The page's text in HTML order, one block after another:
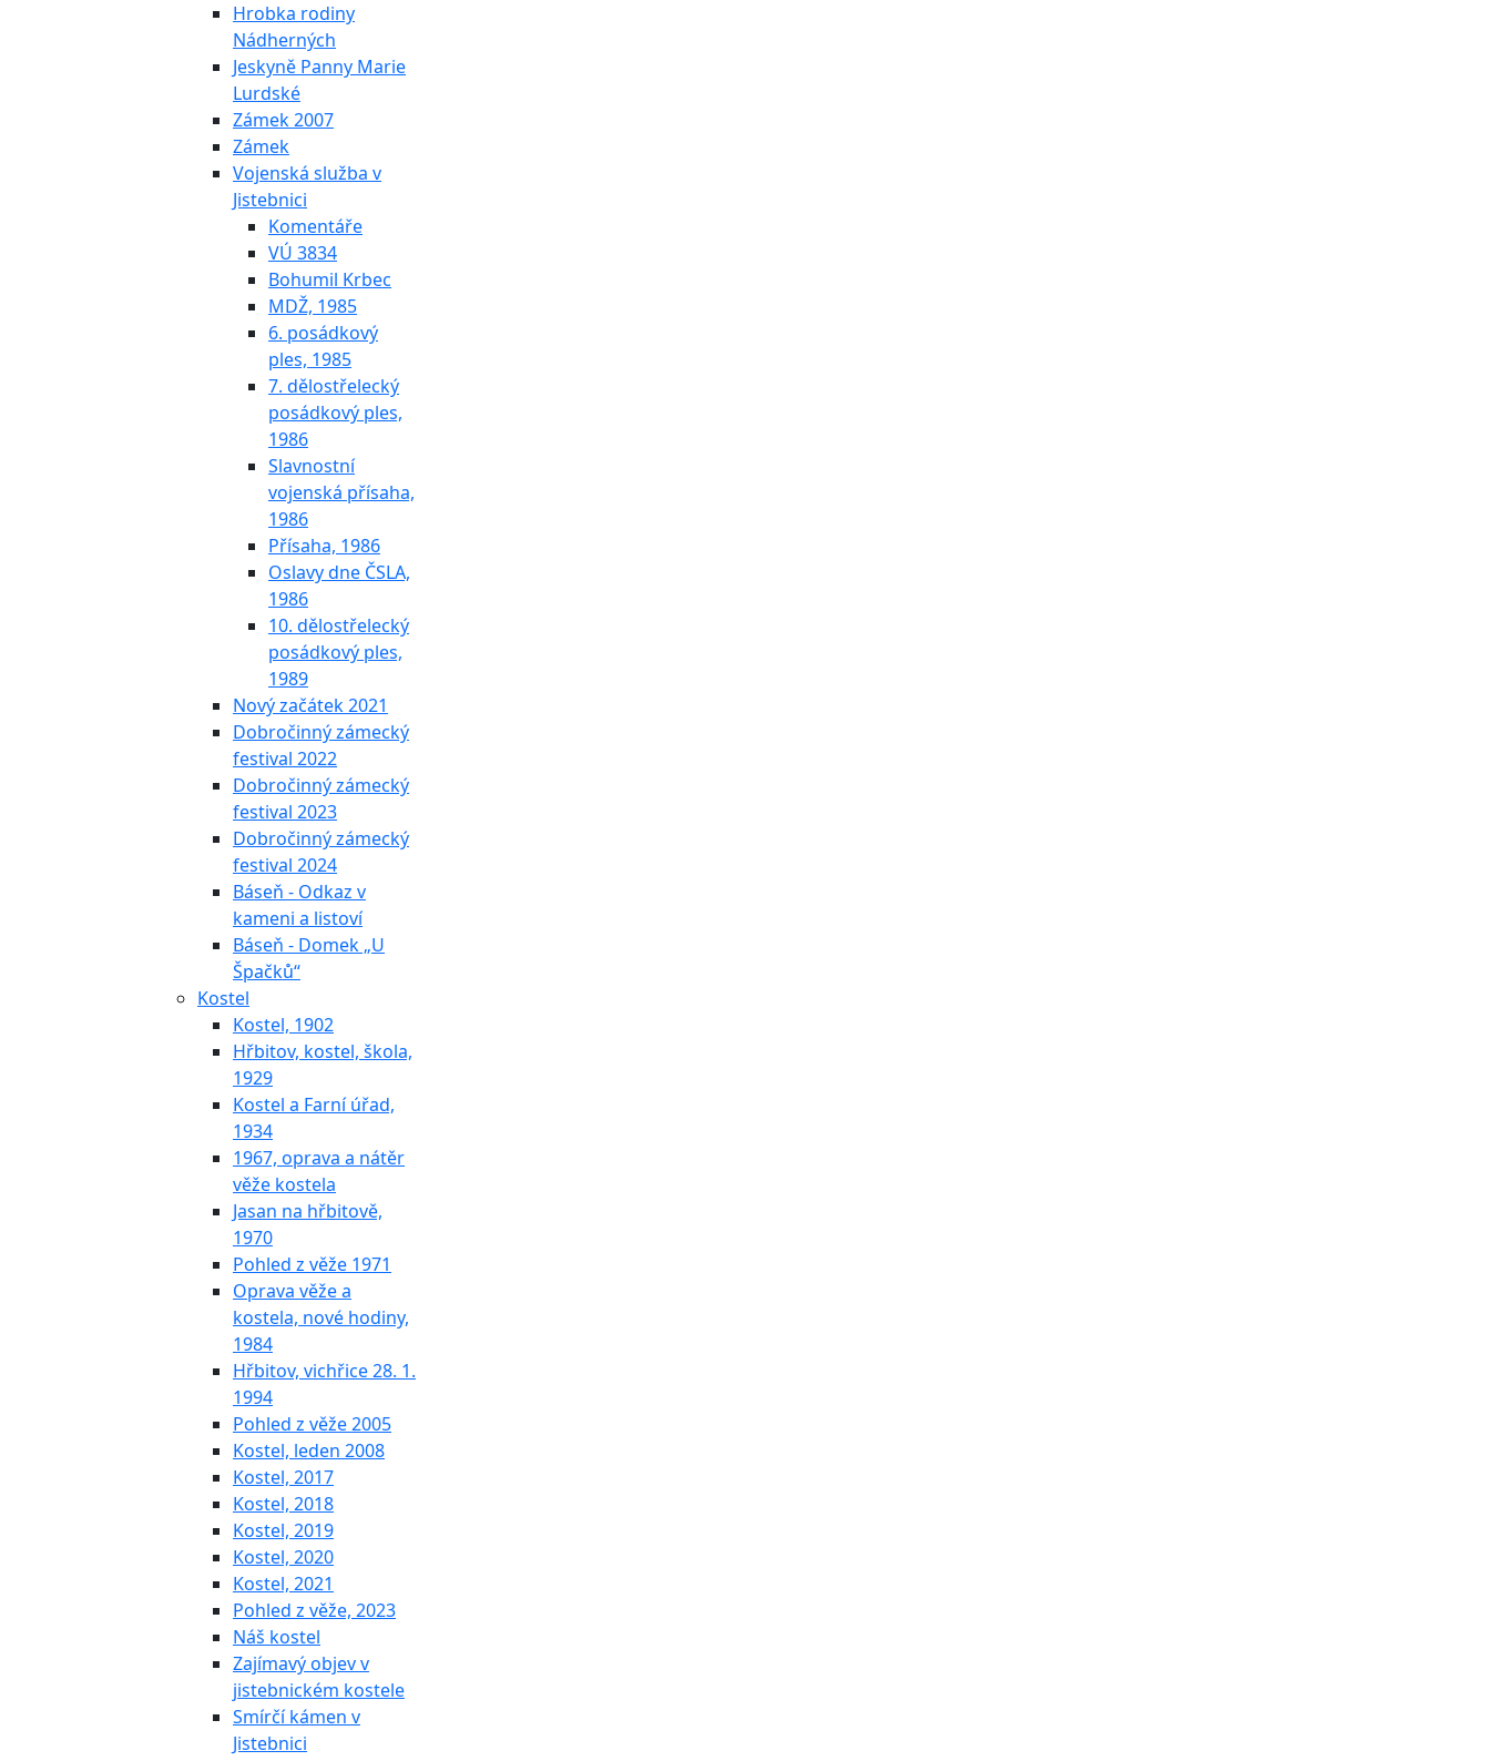
Hrobka rodiny
Nádherných
Jeskyně Panny Marie
Lurdské
Zámek 2007
Zámek
Vojenská služba v
Jistebnici
Komentáře
VÚ 3834
Bohumil Krbec
MDŽ, 1985
6. posádkový
ples, 1985
7. dělostřelecký
posádkový ples,
1986
Slavnostní
vojenská přísaha,
1986
Přísaha, 1986
Oslavy dne ČSLA,
1986
10. dělostřelecký
posádkový ples,
1989
Nový začátek 2021
Dobročinný zámecký
festival 2022
Dobročinný zámecký
festival 2023
Dobročinný zámecký
festival 2024
Báseň - Odkaz v
kameni a listoví
Báseň - Domek „U
Špačků“
Kostel
Kostel, 1902
Hřbitov, kostel, škola,
1929
Kostel a Farní úřad,
1934
1967, oprava a nátěr
věže kostela
Jasan na hřbitově,
1970
Pohled z věže 1971
Oprava věže a
kostela, nové hodiny,
1984
Hřbitov, vichřice 28. 1.
1994
Pohled z věže 2005
Kostel, leden 2008
Kostel, 2017
Kostel, 2018
Kostel, 2019
Kostel, 2020
Kostel, 2021
Pohled z věže, 2023
Náš kostel
Zajímavý objev v
jistebnickém kostele
Smírčí kámen v
Jistebnici